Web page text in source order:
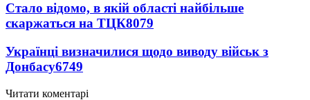
Стало відомо, в якій області найбільше
скаржаться на ТЦК8079
Українці визначилися щодо виводу військ з
Донбасу6749
Читати коментарі